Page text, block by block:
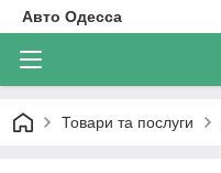
Авто Одесса
Товари та послуги